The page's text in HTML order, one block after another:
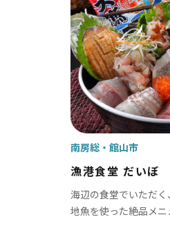
大多喜町
御宿町
鋸南町
漁港食堂 だいぼ
海辺の食堂でいただ
地魚を使った絶品メニ
南房総 館山市